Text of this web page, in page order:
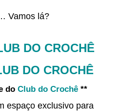
Vamos lá?
DO CROCHÊ
DO CROCHÊ
do Club do Crochê **
espaço exclusivo para